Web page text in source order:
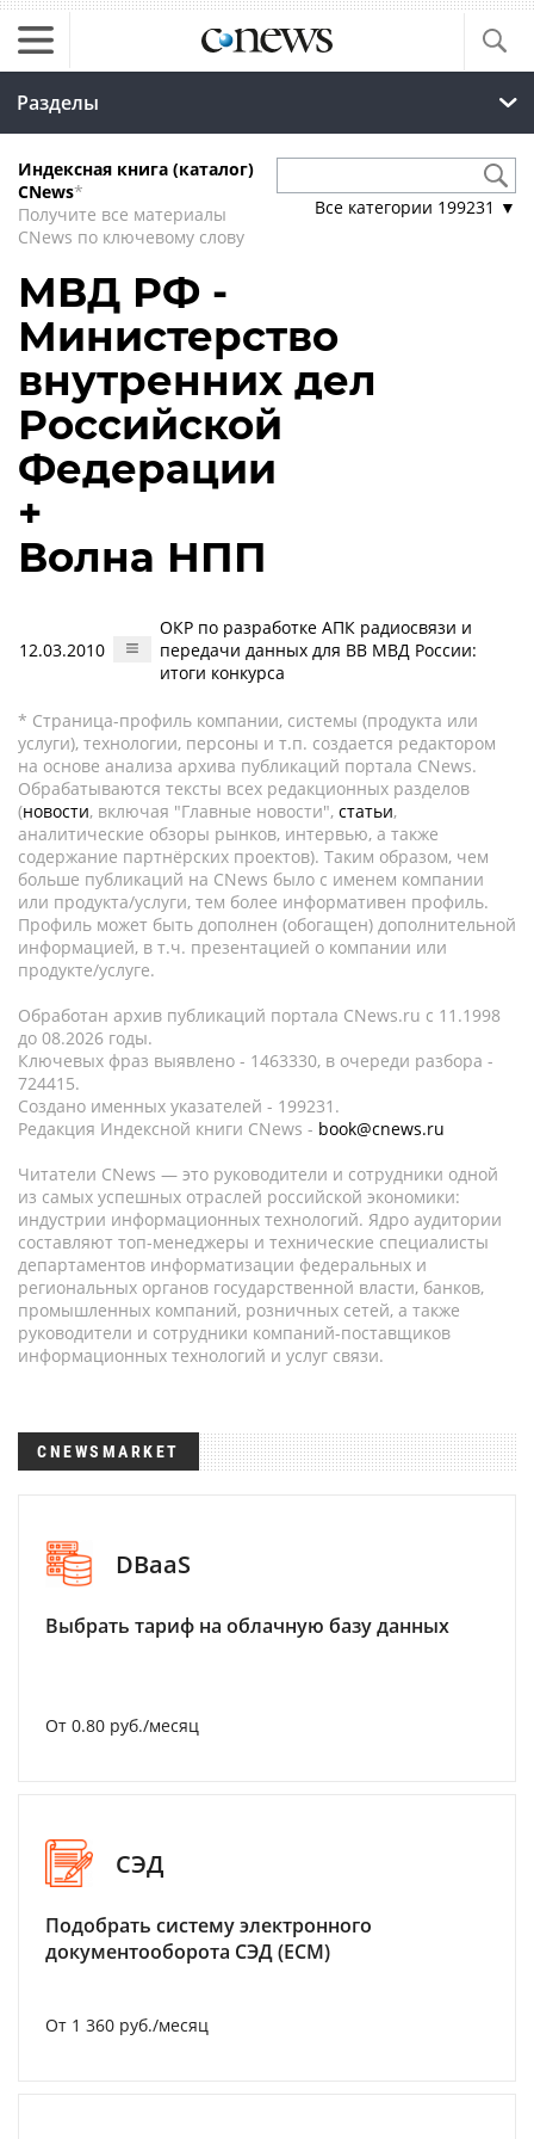
Разделы
Индексная книга (каталог)
CNews*
Получите все материалы
CNews по ключевому слову
Все категории 199231 ▼
МВД РФ -
Министерство
внутренних дел
Российской
Федерации
+
Волна НПП
12.03.2010
ОКР по разработке АПК радиосвязи и
передачи данных для ВВ МВД России:
итоги конкурса
* Страница-профиль компании, системы (продукта или
услуги), технологии, персоны и т.п. создается редактором
на основе анализа архива публикаций портала CNews.
Обрабатываются тексты всех редакционных разделов
(новости, включая "Главные новости", статьи,
аналитические обзоры рынков, интервью, а также
содержание партнёрских проектов). Таким образом, чем
больше публикаций на CNews было с именем компании
или продукта/услуги, тем более информативен профиль.
Профиль может быть дополнен (обогащен) дополнительной
информацией, в т.ч. презентацией о компании или
продукте/услуге.
Обработан архив публикаций портала CNews.ru c 11.1998
до 08.2026 годы.
Ключевых фраз выявлено - 1463330, в очереди разбора -
724415.
Создано именных указателей - 199231.
Редакция Индексной книги CNews - book@cnews.ru
Читатели CNews — это руководители и сотрудники одной
из самых успешных отраслей российской экономики:
индустрии информационных технологий. Ядро аудитории
составляют топ-менеджеры и технические специалисты
департаментов информатизации федеральных и
региональных органов государственной власти, банков,
промышленных компаний, розничных сетей, а также
руководители и сотрудники компаний-поставщиков
информационных технологий и услуг связи.
CNEWSMARKET
DBaaS
Выбрать тариф на облачную базу данных
От 0.80 руб./месяц
СЭД
Подобрать систему электронного
документооборота СЭД (ECM)
От 1 360 руб./месяц